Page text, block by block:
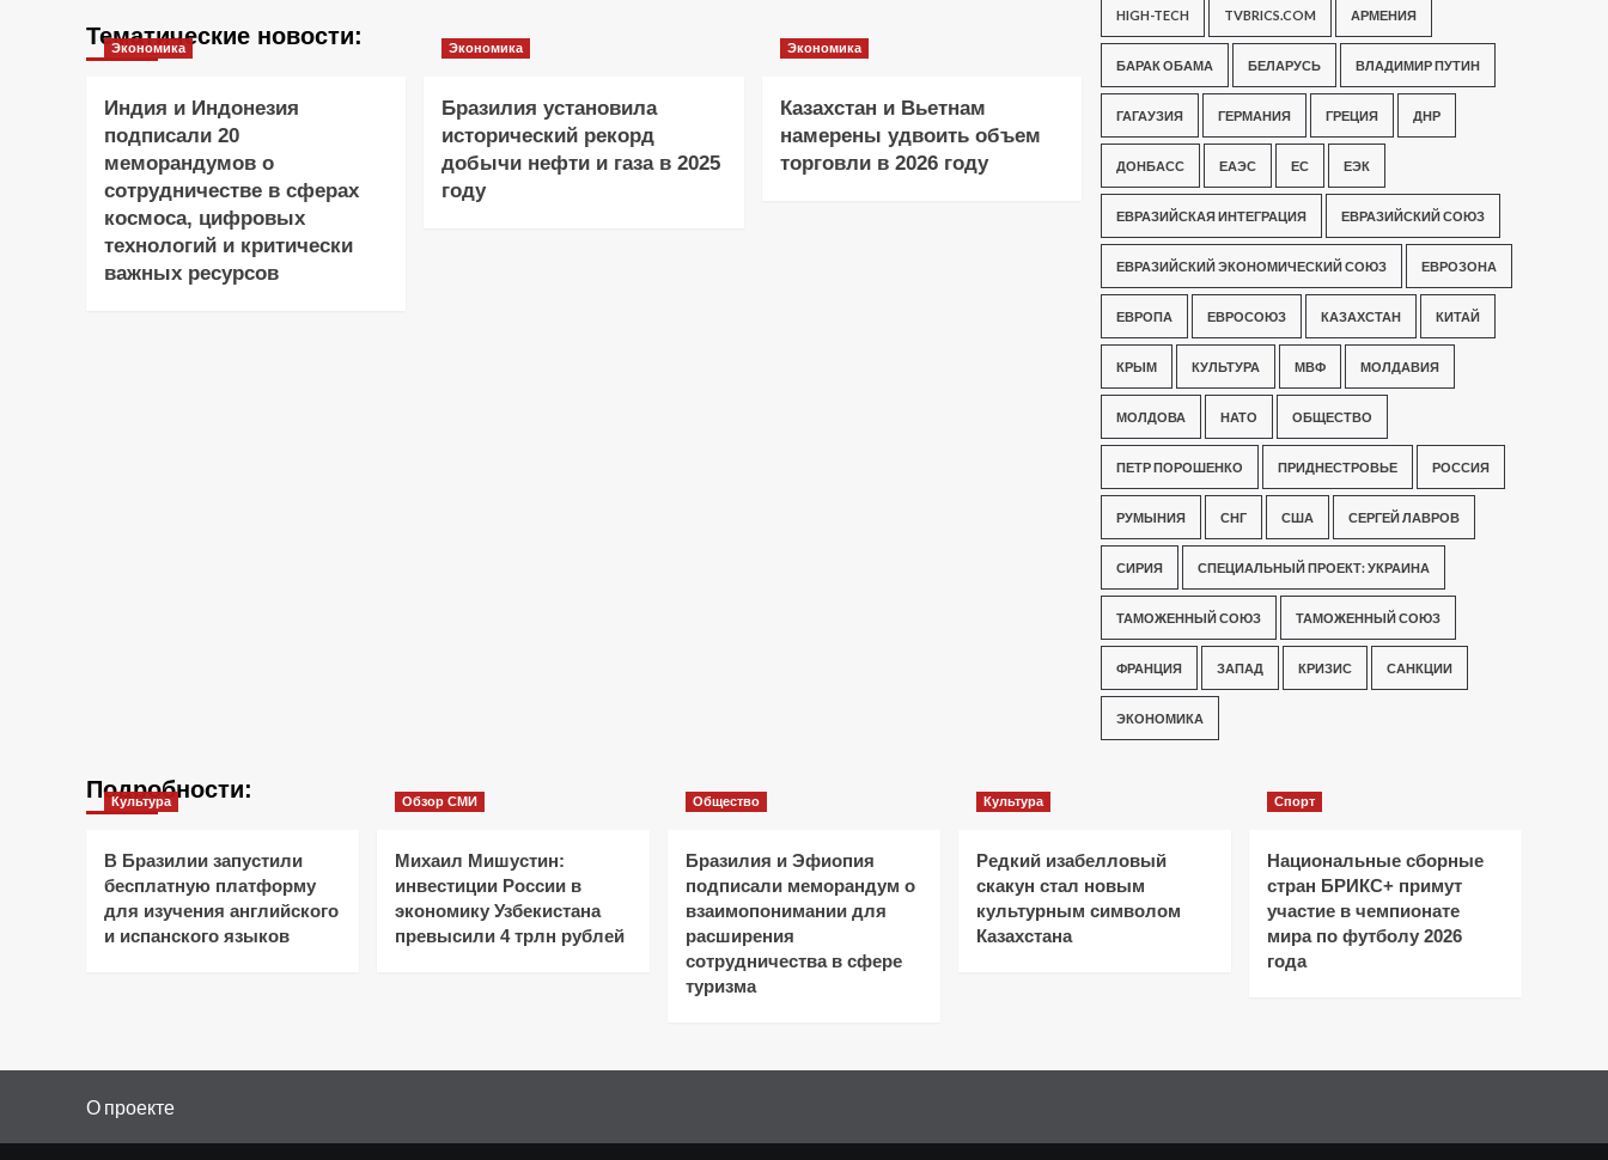
Тематические новости:
Экономика
Индия и Индонезия
подписали 20
меморандумов о
сотрудничестве в сферах
космоса, цифровых
технологий и критически
важных ресурсов
Экономика
Бразилия установила
исторический рекорд
добычи нефти и газа в 2025
году
Экономика
Казахстан и Вьетнам
намерены удвоить объем
торговли в 2026 году
HIGH-TECH TVBRICS.COM АРМЕНИЯ
БАРАК ОБАМА БЕЛАРУСЬ ВЛАДИМИР ПУТИН
ГАГАУЗИЯ ГЕРМАНИЯ ГРЕЦИЯ ДНР
ДОНБАСС ЕАЭС ЕС ЕЭК
ЕВРАЗИЙСКАЯ ИНТЕГРАЦИЯ ЕВРАЗИЙСКИЙ СОЮЗ
ЕВРАЗИЙСКИЙ ЭКОНОМИЧЕСКИЙ СОЮЗ ЕВРОЗОНА
ЕВРОПА ЕВРОСОЮЗ КАЗАХСТАН КИТАЙ
КРЫМ КУЛЬТУРА МВФ МОЛДАВИЯ
МОЛДОВА НАТО ОБЩЕСТВО
ПЕТР ПОРОШЕНКО ПРИДНЕСТРОВЬЕ РОССИЯ
РУМЫНИЯ СНГ США СЕРГЕЙ ЛАВРОВ
СИРИЯ СПЕЦИАЛЬНЫЙ ПРОЕКТ: УКРАИНА
ТАМОЖЕННЫЙ СОЮЗ ТАМОЖЕННЫЙ СОЮЗ
ФРАНЦИЯ ЗАПАД КРИЗИС САНКЦИИ
ЭКОНОМИКА
Подробности:
Культура
В Бразилии запустили
бесплатную платформу
для изучения английского
и испанского языков
Обзор СМИ
Михаил Мишустин:
инвестиции России в
экономику Узбекистана
превысили 4 трлн рублей
Общество
Бразилия и Эфиопия
подписали меморандум о
взаимопонимании для
расширения
сотрудничества в сфере
туризма
Культура
Редкий изабелловый
скакун стал новым
культурным символом
Казахстана
Спорт
Национальные сборные
стран БРИКС+ примут
участие в чемпионате
мира по футболу 2026
года
О проекте